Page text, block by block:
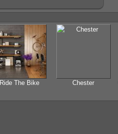
Ride The Bike Chester